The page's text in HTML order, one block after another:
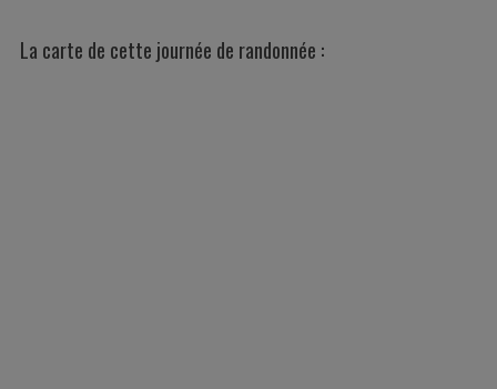
La carte de cette journée de randonnée :